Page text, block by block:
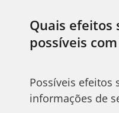
Quais efeitos
possíveis
Possíveis efeitos
informações de